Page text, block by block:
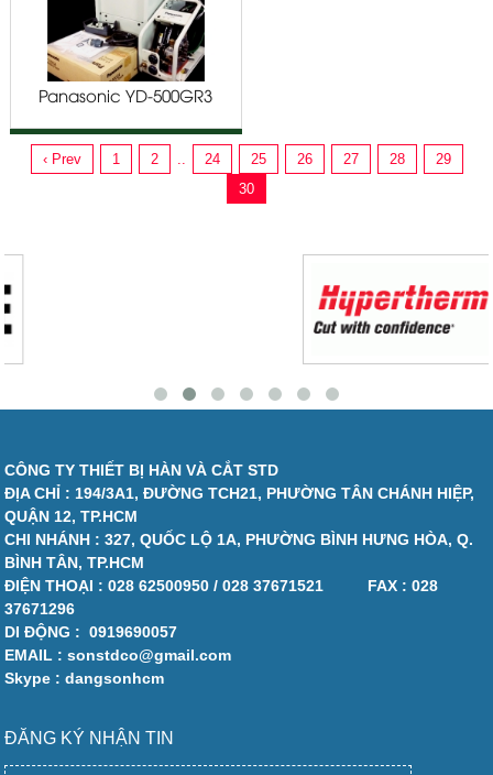
Panasonic YD-500GR3
‹ Prev 1 2 .. 24 25 26 27 28
29
30
CÔNG TY THIẾT BỊ HÀN VÀ CẮT STD
ĐỊA CHỈ : 194/3A1, ĐƯỜNG TCH21, PHƯỜNG TÂN CHÁNH HIỆP,
QUẬN 12, TP.HCM
CHI NHÁNH : 327, QUỐC LỘ 1A, PHƯỜNG BÌNH HƯNG HÒA, Q.
BÌNH TÂN, TP.HCM
ĐIỆN THOẠI :028 62500950 / 028 37671521 FAX :028
37671296
DI ĐỘNG :0919690057
EMAIL : sonstdco@gmail.com
Skype : dangsonhcm
ĐĂNG KÝ NHẬN TIN